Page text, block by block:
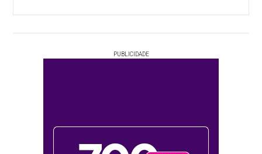
PUBLICIDADE